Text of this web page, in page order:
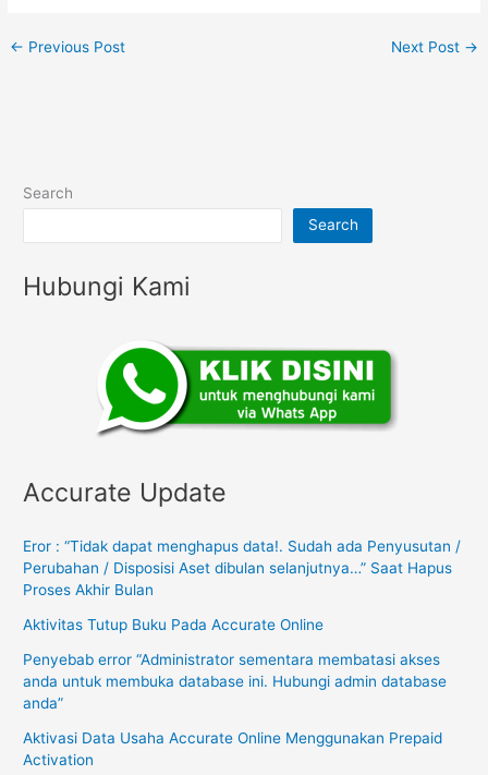
← Previous Post Next Post →
Search
Search
Hubungi Kami
Accurate Update
Eror : “Tidak dapat menghapus data!. Sudah ada Penyusutan /
Perubahan / Disposisi Aset dibulan selanjutnya…” Saat Hapus
Proses Akhir Bulan
Aktivitas Tutup Buku Pada Accurate Online
Penyebab error “Administrator sementara membatasi akses
anda untuk membuka database ini. Hubungi admin database
anda”
Aktivasi Data Usaha Accurate Online Menggunakan Prepaid
Activation